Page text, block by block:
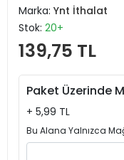
Marka: Ynt İthalat
Stok: 20+
139,75 TL
Paket Üzerinde
+ 5,99 TL
Bu Alana Yalnızca